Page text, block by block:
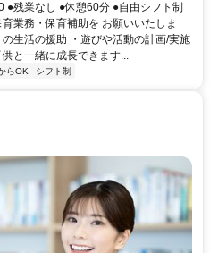
●残業なし ●休憩60分 ●自由シフト制
業務・保育補助を お願いいたしま
生活の援助 ・遊びや活動の計画/実施
と一緒に成長できます...
らOK シフト制